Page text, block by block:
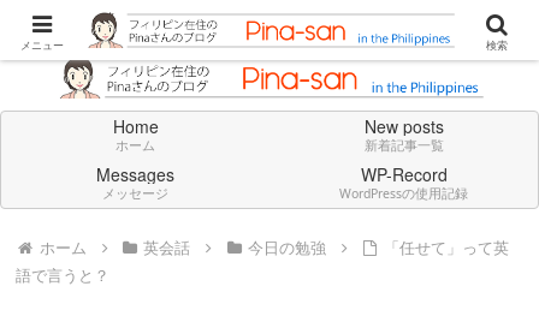
Don't think deeply. Feel always in English.
Home
ホーム
New posts
新着記事一覧
Messages
メッセージ
WP-Record
WordPressの使用記録
ホーム 英会話 今日の勉強
「任せて」って英
語で言うと？
メニュー 検索